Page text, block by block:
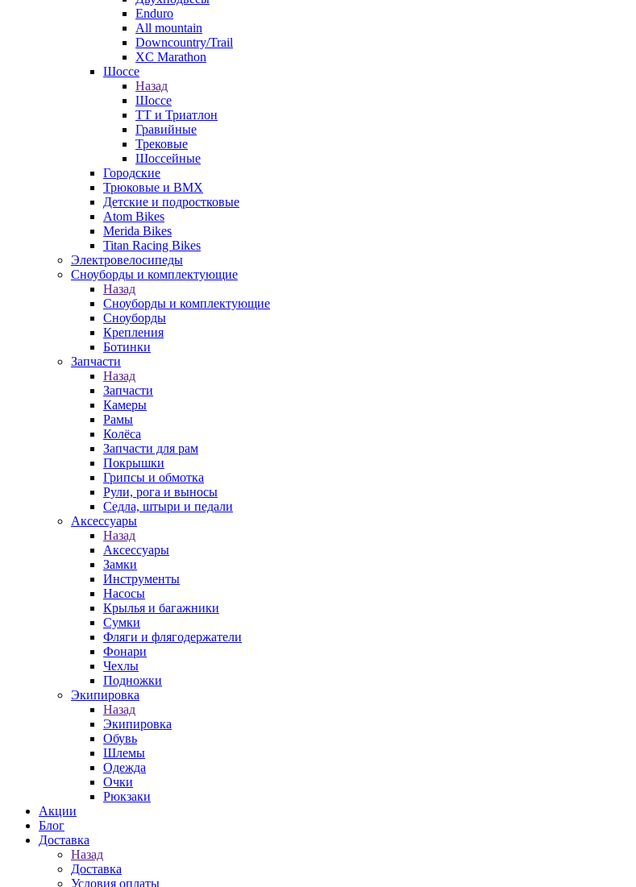
Enduro
All mountain
Downcountry/Trail
XC Marathon
Шоссе
Назад
Шоссе
ТТ и Триатлон
Гравийные
Трековые
Шоссейные
Городские
Трюковые и BMX
Детские и подростковые
Atom Bikes
Merida Bikes
Titan Racing Bikes
Электровелосипеды
Cноуборды и комплектующие
Назад
Cноуборды и комплектующие
Сноуборды
Крепления
Ботинки
Запчасти
Назад
Запчасти
Камеры
Рамы
Колёса
Запчасти для рам
Покрышки
Грипсы и обмотка
Рули, рога и выносы
Седла, штыри и педали
Аксессуары
Назад
Аксессуары
Замки
Инструменты
Насосы
Крылья и багажники
Сумки
Фляги и флягодержатели
Фонари
Чехлы
Подножки
Экипировка
Назад
Экипировка
Обувь
Шлемы
Одежда
Очки
Рюкзаки
Акции
Блог
Доставка
Назад
Доставка
Условия оплаты